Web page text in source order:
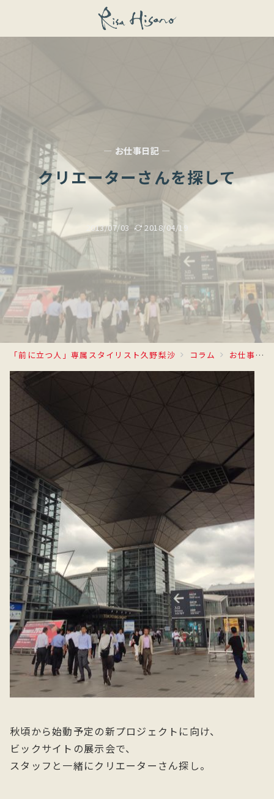
— お仕事日記 —
クリエーターさんを探して
2013/07/03 2018/04/19
「前に立つ人」専属スタイリスト久野梨沙 コラム お仕事日記
秋頃から始動予定の新プロジェクトに向け、
ビックサイトの展示会で、
スタッフと一緒にクリエーターさん探し。